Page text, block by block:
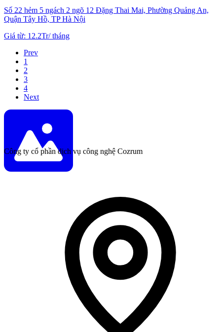
Số 22 hẻm 5 ngách 2 ngõ 12 Đặng Thai Mai, Phường Quảng An,
Quận Tây Hồ, TP Hà Nội
Giá từ: 12.2Tr/tháng
Prev
1
2
3
4
Next
Công ty cổ phần dịch vụ công nghệ Cozrum